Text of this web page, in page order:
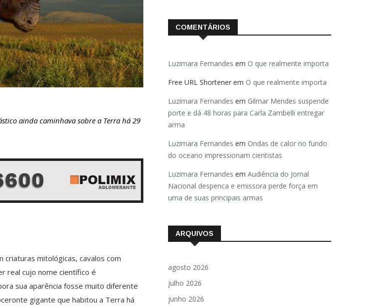
ainda caminhava sobre a Terra há 29
criaturas mitológicas, cavalos com
real cujo nome científico é
sua aparência fosse muito diferente
gigante que habitou a Terra há
COMENTÁRIOS
Luzimara Fernandes em O que realmente importa
Free URL Shortener em O que realmente importa
Luzimara Fernandes em Gilmar Mendes suspende
porte e dá 48 horas para Carla Zambelli entregar
arma
Luzimara Fernandes em Ondas de calor no fundo
do oceano impressionam cientistas
Luzimara Fernandes em Audiência do Jornal
Nacional despenca e emissora perde força em
uma de suas principais armas
ARQUIVOS
agosto 2026
julho 2026
junho 2026